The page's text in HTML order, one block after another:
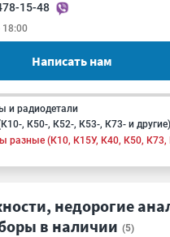
15-48
18:00
Написать нам
и радиодетали
, К50-, К52-, К53-, К73- и другие)
разные (К10, К15У, К40, К50,
недорогие
в наличии (5)